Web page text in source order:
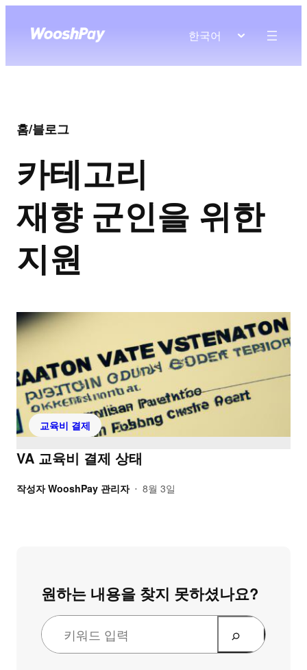
한국어
홈/블로그
카테고리
재향 군인을 위한
지원
교육비 결제
VA 교육비 결제 상태
작성자 WooshPay 관리자 • 8월 3일
원하는 내용을 찾지 못하셨나요?